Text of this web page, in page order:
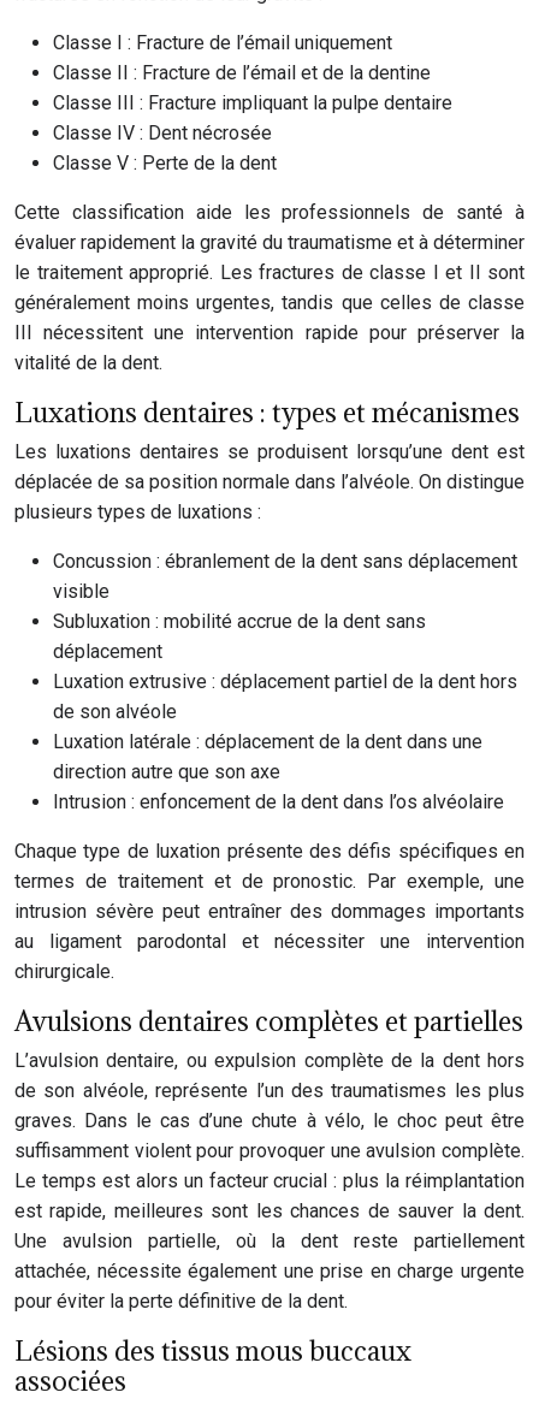
Classe I : Fracture de l’émail uniquement
Classe II : Fracture de l’émail et de la dentine
Classe III : Fracture impliquant la pulpe dentaire
Classe IV : Dent nécrosée
Classe V : Perte de la dent
Cette classification aide les professionnels de santé à
évaluer rapidement la gravité du traumatisme et à déterminer
le traitement approprié. Les fractures de classe I et II sont
généralement moins urgentes, tandis que celles de classe
III nécessitent une intervention rapide pour préserver la
vitalité de la dent.
Luxations dentaires : types et mécanismes
Les luxations dentaires se produisent lorsqu’une dent est
déplacée de sa position normale dans l’alvéole. On distingue
plusieurs types de luxations :
Concussion : ébranlement de la dent sans déplacement
visible
Subluxation : mobilité accrue de la dent sans
déplacement
Luxation extrusive : déplacement partiel de la dent hors
de son alvéole
Luxation latérale : déplacement de la dent dans une
direction autre que son axe
Intrusion : enfoncement de la dent dans l’os alvéolaire
Chaque type de luxation présente des défis spécifiques en
termes de traitement et de pronostic. Par exemple, une
intrusion sévère peut entraîner des dommages importants
au ligament parodontal et nécessiter une intervention
chirurgicale.
Avulsions dentaires complètes et partielles
L’avulsion dentaire, ou expulsion complète de la dent hors
de son alvéole, représente l’un des traumatismes les plus
graves. Dans le cas d’une chute à vélo, le choc peut être
suffisamment violent pour provoquer une avulsion complète.
Le temps est alors un facteur crucial : plus la réimplantation
est rapide, meilleures sont les chances de sauver la dent.
Une avulsion partielle, où la dent reste partiellement
attachée, nécessite également une prise en charge urgente
pour éviter la perte définitive de la dent.
Lésions des tissus mous buccaux
associées